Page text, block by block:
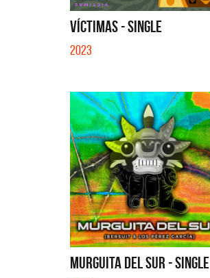
VÍCTIMAS - SINGLE
2023
MURGUITA DEL SUR - SINGLE